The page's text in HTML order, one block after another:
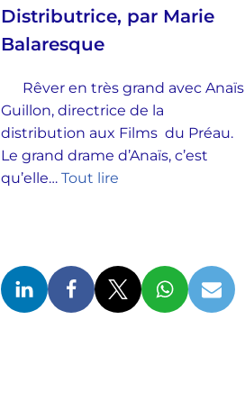
Distributrice, par Marie
Balaresque
Rêver en très grand avec Anaïs
Guillon, directrice de la
distribution aux Films du Préau.
Le grand drame d’Anaïs, c’est
qu’elle… Tout lire